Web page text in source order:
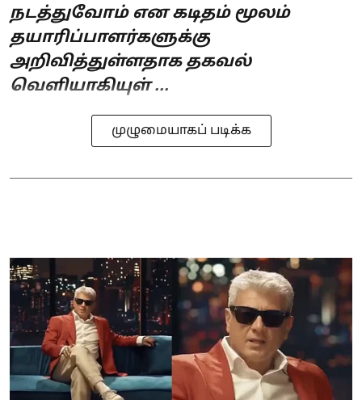
நடத்துவோம் என கடிதம் மூலம்
தயாரிப்பாளர்களுக்கு
அறிவித்துள்ளதாக தகவல்
வெளியாகியுள் ...
முழுமையாகப் படிக்க